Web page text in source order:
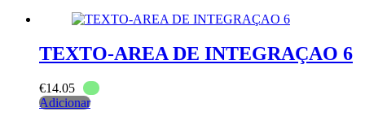
TEXTO-AREA DE INTEGRAÇAO 6
€14.05
Adicionar